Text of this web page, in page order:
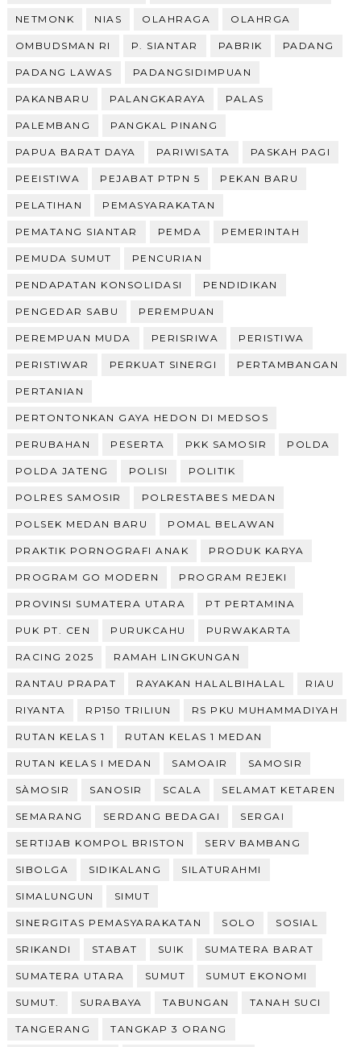
NETMONK NIAS OLAHRAGA OLAHRGA
OMBUDSMAN RI P. SIANTAR PABRIK PADANG
PADANG LAWAS PADANGSIDIMPUAN
PAKANBARU PALANGKARAYA PALAS
PALEMBANG PANGKAL PINANG
PAPUA BARAT DAYA PARIWISATA PASKAH PAGI
PEEISTIWA PEJABAT PTPN 5 PEKAN BARU
PELATIHAN PEMASYARAKATAN
PEMATANG SIANTAR PEMDA PEMERINTAH
PEMUDA SUMUT PENCURIAN
PENDAPATAN KONSOLIDASI PENDIDIKAN
PENGEDAR SABU PEREMPUAN
PEREMPUAN MUDA PERISRIWA PERISTIWA
PERISTIWAR PERKUAT SINERGI PERTAMBANGAN
PERTANIAN
PERTONTONKAN GAYA HEDON DI MEDSOS
PERUBAHAN PESERTA PKK SAMOSIR POLDA
POLDA JATENG POLISI POLITIK
POLRES SAMOSIR POLRESTABES MEDAN
POLSEK MEDAN BARU POMAL BELAWAN
PRAKTIK PORNOGRAFI ANAK PRODUK KARYA
PROGRAM GO MODERN PROGRAM REJEKI
PROVINSI SUMATERA UTARA PT PERTAMINA
PUK PT. CEN PURUKCAHU PURWAKARTA
RACING 2025 RAMAH LINGKUNGAN
RANTAU PRAPAT RAYAKAN HALALBIHALAL RIAU
RIYANTA RP150 TRILIUN RS PKU MUHAMMADIYAH
RUTAN KELAS 1 RUTAN KELAS 1 MEDAN
RUTAN KELAS I MEDAN SAMOAIR SAMOSIR
SÀMOSIR SANOSIR SCALA SELAMAT KETAREN
SEMARANG SERDANG BEDAGAI SERGAI
SERTIJAB KOMPOL BRISTON SERV BAMBANG
SIBOLGA SIDIKALANG SILATURAHMI
SIMALUNGUN SIMUT
SINERGITAS PEMASYARAKATAN SOLO SOSIAL
SRIKANDI STABAT SUIK SUMATERA BARAT
SUMATERA UTARA SUMUT SUMUT EKONOMI
SUMUT. SURABAYA TABUNGAN TANAH SUCI
TANGERANG TANGKAP 3 ORANG